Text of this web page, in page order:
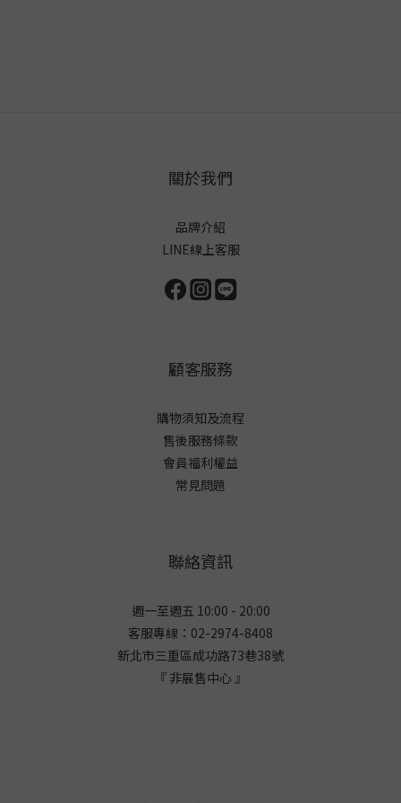
關於我們
品牌介紹
LINE線上客服
顧客服務
購物須知及流程
售後服務條款
會員福利權益
常見問題
聯絡資訊
週一至週五 10:00 - 20:00
客服專線：02-2974-8408
新北市三重區成功路73巷38號
『 非展售中心 』